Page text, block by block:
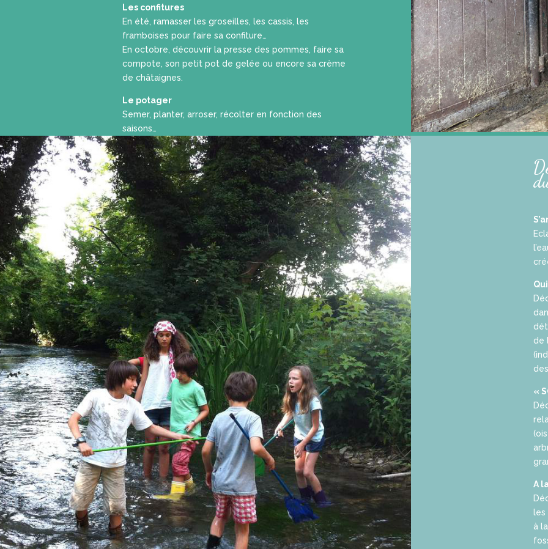
Les confitures
En été, ramasser les groseilles, les cassis, les
framboises pour faire sa confiture…
En octobre, découvrir la presse des pommes, faire sa
compote, son petit pot de gelée ou encore sa crème
de châtaignes.
Le potager
Semer, planter, arroser, récolter en fonction des
saisons…
de
«
A
les
à